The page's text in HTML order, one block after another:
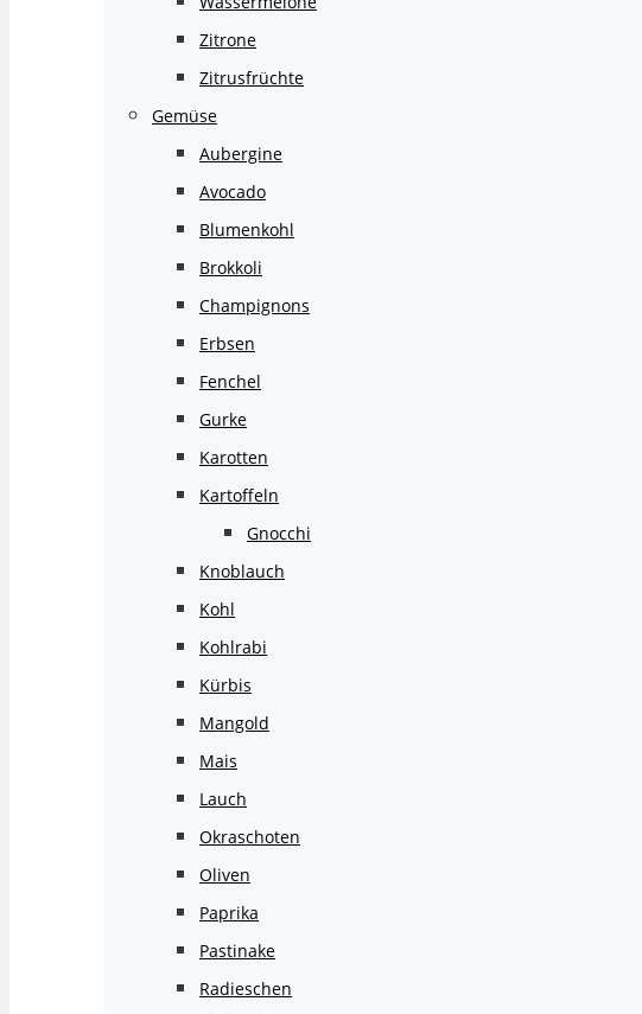
Zitrone
Zitrusfrüchte
Gemüse
Aubergine
Avocado
Blumenkohl
Brokkoli
Champignons
Erbsen
Fenchel
Gurke
Karotten
Kartoffeln
Gnocchi
Knoblauch
Kohl
Kohlrabi
Kürbis
Mangold
Mais
Lauch
Okraschoten
Oliven
Paprika
Pastinake
Radieschen